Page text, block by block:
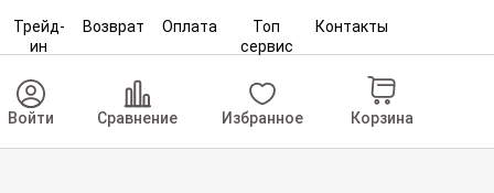
Трейд-
ин
Возврат Оплата
Топ
сервис
Контакты
Войти Сравнение Избранное Корзина